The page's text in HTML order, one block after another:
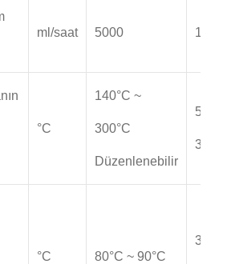
ml/saat 5000 10000
°C
140°C ~
300°C
Düzenlenebilir
50°C
300°C
°C 80°C ~ 90°C
30°C